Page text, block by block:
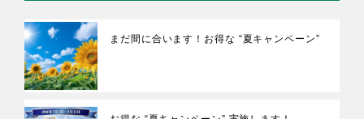
まだ間に合います！お得な “夏キャンペーン”